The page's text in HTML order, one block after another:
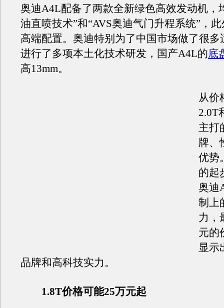
奥迪A4L配备了两款全新绿色高效发动机，
油直喷技术”和“AVS奥迪气门升程系统”，
高端配置。奥迪特别为了中国市场做了很多
进行了多项本土化技术研发，国产A4L的底
高13mm。
从价
2.0T
主打
牌、
优势
的起
奥迪
制上
力，
元的
显示
品牌和高科技实力。
1.8T价格可能25万元起